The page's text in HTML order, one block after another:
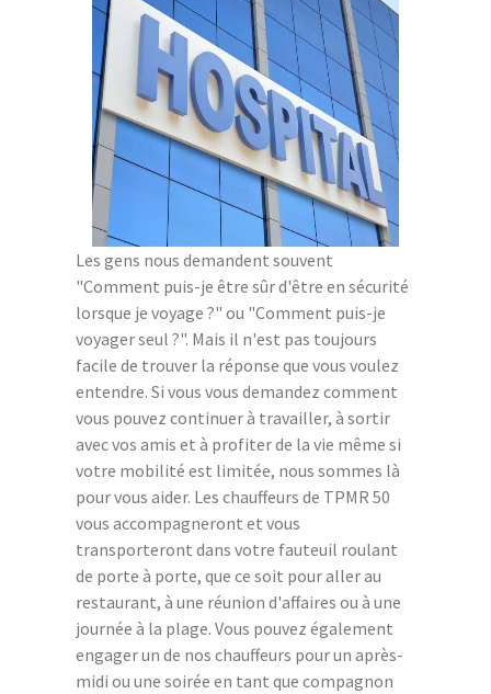
Les gens nous demandent souvent
"Comment puis-je être sûr d'être en sécurité
lorsque je voyage ?" ou "Comment puis-je
voyager seul ?". Mais il n'est pas toujours
facile de trouver la réponse que vous voulez
entendre. Si vous vous demandez comment
vous pouvez continuer à travailler, à sortir
avec vos amis et à profiter de la vie même si
votre mobilité est limitée, nous sommes là
pour vous aider. Les chauffeurs de TPMR 50
vous accompagneront et vous
transporteront dans votre fauteuil roulant
de porte à porte, que ce soit pour aller au
restaurant, à une réunion d'affaires ou à une
journée à la plage. Vous pouvez également
engager un de nos chauffeurs pour un après-
midi ou une soirée en tant que compagnon